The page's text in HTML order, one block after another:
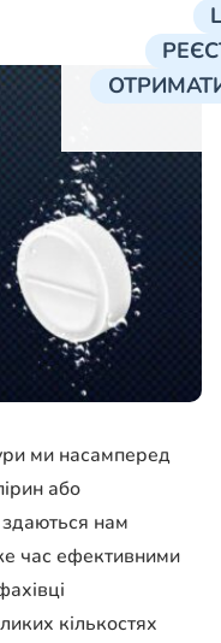
ми насамперед
або
здаються нам
час ефективними
кількостях